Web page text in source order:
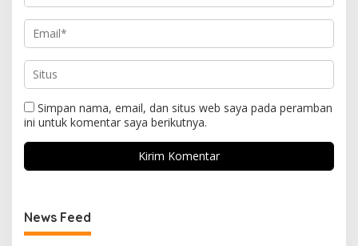
Simpan nama, email, dan situs web saya pada peramban
ini untuk komentar saya berikutnya.
News Feed